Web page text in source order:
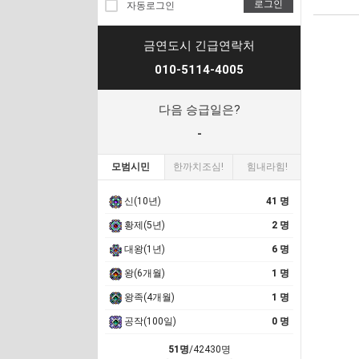
자동로그인 로그인
금연도시 긴급연락처
010-5114-4005
다음 승급일은?
-
모범시민 한까치조심! 힘내라힘!
신(10년) 41 명
황제(5년) 2 명
대왕(1년) 6 명
왕(6개월) 1 명
왕족(4개월) 1 명
공작(100일) 0 명
51명/42430명